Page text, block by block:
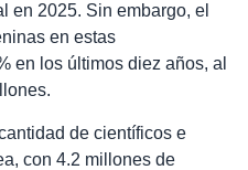
en 2025. Sin embargo, el
en estas
en los últimos diez años, al
de científicos e
con 4.2 millones de